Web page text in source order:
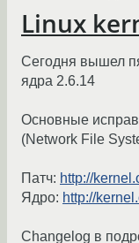
Linux
Сегодня вышел
ядра 2.6.14
Основные
(Network File
Патч: http://
Ядро: http://
Changelog в